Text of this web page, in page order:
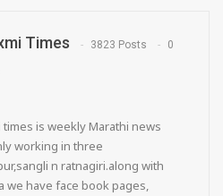
Times 3823 Posts 0
times is weekly Marathi news
working in three
n ratnagiri.along with
we have face book pages,